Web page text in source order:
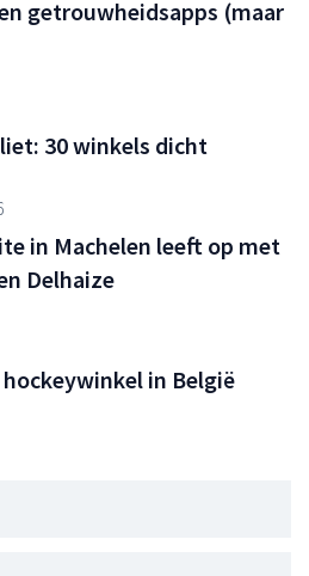
getrouwheidsapps (maar
30 winkels dicht
in Machelen leeft op met
Delhaize
in België